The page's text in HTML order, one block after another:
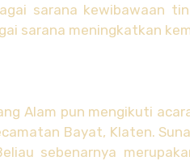
sarana kewibawaan
sarana meningkatkan
Alam pun mengikuti
Bayat, Klaten.
sebenarnya